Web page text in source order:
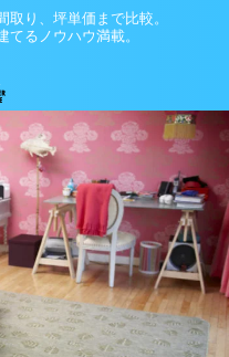
り、坪単価まで比較。
てるノウハウ満載。